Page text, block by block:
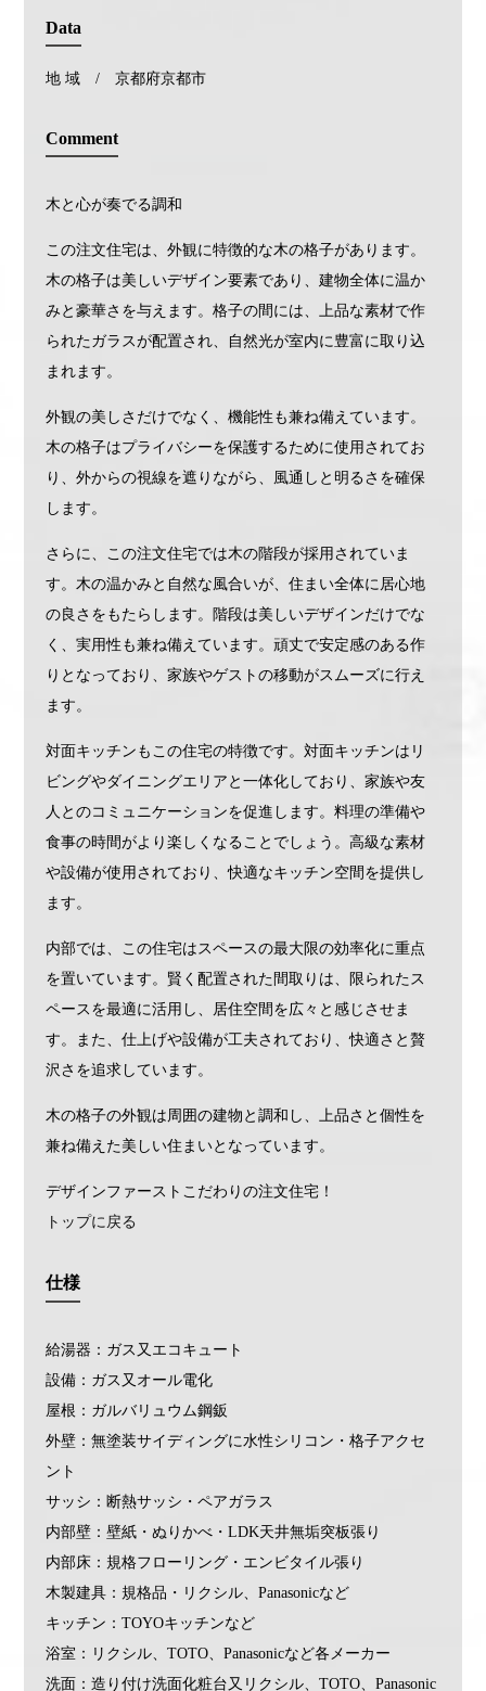
Data
地 域 / 京都府京都市
Comment
木と心が奏でる調和
この注文住宅は、外観に特徴的な木の格子があります。
木の格子は美しいデザイン要素であり、建物全体に温か
みと豪華さを与えます。格子の間には、上品な素材で作
られたガラスが配置され、自然光が室内に豊富に取り込
まれます。
外観の美しさだけでなく、機能性も兼ね備えています。
木の格子はプライバシーを保護するために使用されてお
り、外からの視線を遮りながら、風通しと明るさを確保
します。
さらに、この注文住宅では木の階段が採用されていま
す。木の温かみと自然な風合いが、住まい全体に居心地
の良さをもたらします。階段は美しいデザインだけでな
く、実用性も兼ね備えています。頑丈で安定感のある作
りとなっており、家族やゲストの移動がスムーズに行え
ます。
対面キッチンもこの住宅の特徴です。対面キッチンはリ
ビングやダイニングエリアと一体化しており、家族や友
人とのコミュニケーションを促進します。料理の準備や
食事の時間がより楽しくなることでしょう。高級な素材
や設備が使用されており、快適なキッチン空間を提供し
ます。
内部では、この住宅はスペースの最大限の効率化に重点
を置いています。賢く配置された間取りは、限られたス
ペースを最適に活用し、居住空間を広々と感じさせま
す。また、仕上げや設備が工夫されており、快適さと贅
沢さを追求しています。
木の格子の外観は周囲の建物と調和し、上品さと個性を
兼ね備えた美しい住まいとなっています。
デザインファーストこだわりの注文住宅！
トップに戻る
仕様
給湯器：ガス又エコキュート
設備：ガス又オール電化
屋根：ガルバリュウム鋼鈑
外壁：無塗装サイディングに水性シリコン・格子アクセ
ント
サッシ：断熱サッシ・ペアガラス
内部壁：壁紙・ぬりかべ・LDK天井無垢突板張り
内部床：規格フローリング・エンビタイル張り
木製建具：規格品・リクシル、Panasonicなど
キッチン：TOYOキッチンなど
浴室：リクシル、TOTO、Panasonicなど各メーカー
洗面：造り付け洗面化粧台又リクシル、TOTO、Panasonic